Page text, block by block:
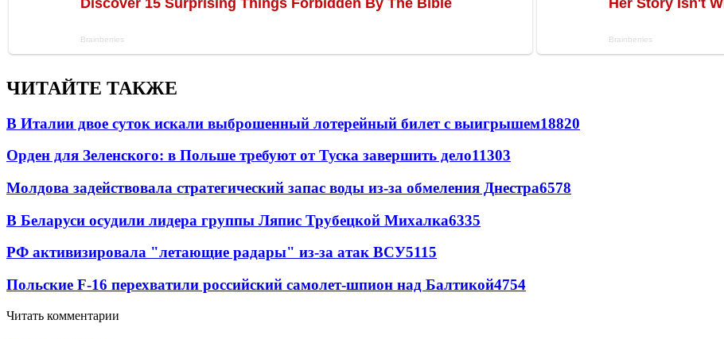
ЧИТАЙТЕ ТАКЖЕ
В Италии двое суток искали выброшенный лотерейный билет с выигрышем18820
Орден для Зеленского: в Польше требуют от Туска завершить дело11303
Молдова задействовала стратегический запас воды из-за обмеления Днестра6578
В Беларуси осудили лидера группы Ляпис Трубецкой Михалка6335
РФ активизировала "летающие радары" из-за атак ВСУ5115
Польские F-16 перехватили российский самолет-шпион над Балтикой4754
Читать комментарии